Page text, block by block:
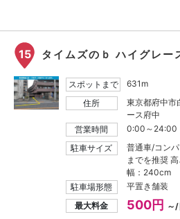
15 タイムズのｂ ハイグレー
スポットまで
631m
住所
東京都府中市
ース府中
営業時間
0:00～24:00
駐車サイズ
普通車/コン
までを推奨
幅：240cm
駐車場形態
平置き舗装
最大料金
500円 ～/